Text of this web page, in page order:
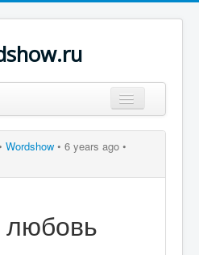
Wordshow • 6 years ago •
любовь